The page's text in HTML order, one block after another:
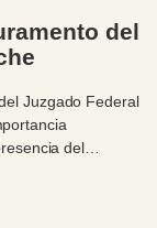
del
Juzgado Federal
del